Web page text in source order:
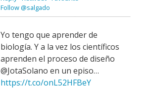
Follow @salgado
Yo tengo que aprender de
biología. Y a la vez los científicos
aprenden el proceso de diseño
@JotaSolano en un episo…
https://t.co/onL52HFBeY